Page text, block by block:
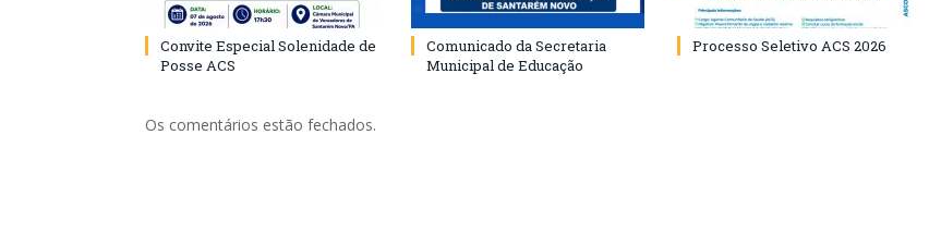
Convite Especial Solenidade de
Posse ACS
Comunicado da Secretaria
Municipal de Educação
Processo Seletivo ACS 2026
Os comentários estão fechados.